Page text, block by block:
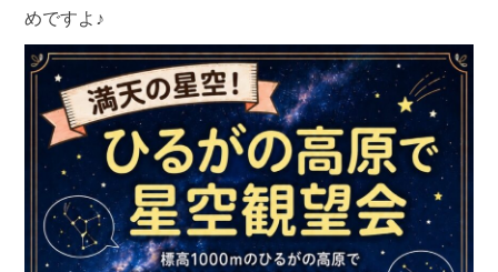
めですよ♪